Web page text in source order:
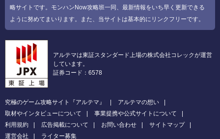
略サイトです。モンハンNow攻略班一同、最新情報をいち早く更新できる
ように努めてまいります。また、当サイトは基本的にリンクフリーです。
アルテマは東証スタンダード上場の株式会社コレックが運営
しています。
証券コード：6578
究極のゲーム攻略サイト『アルテマ』
アルテマの想い
取材やインタビューについて
事業提携や公式サイトについて
利用規約
広告掲載について お問い合わせ
サイトマップ
運営会社
ライター募集